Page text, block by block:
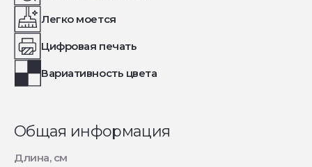
Легко моется
Цифровая печать
Вариативность цвета
Общая информация
Длина, см